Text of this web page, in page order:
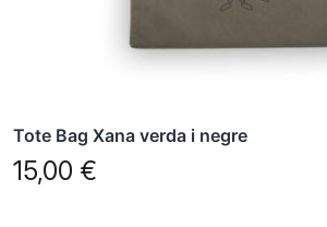
Tote Bag Xana verda i negre
15,00 €